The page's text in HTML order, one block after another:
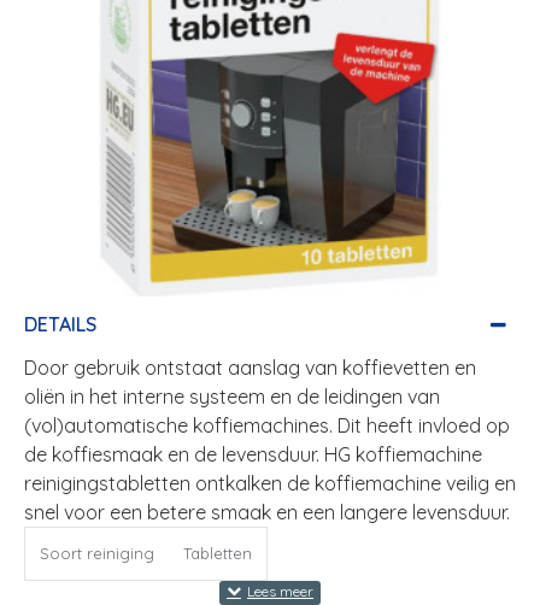
DETAILS
Door gebruik ontstaat aanslag van koffievetten en
oliën in het interne systeem en de leidingen van
(vol)automatische koffiemachines. Dit heeft invloed op
de koffiesmaak en de levensduur. HG koffiemachine
reinigingstabletten ontkalken de koffiemachine veilig en
snel voor een betere smaak en een langere levensduur.
Soort reiniging Tabletten